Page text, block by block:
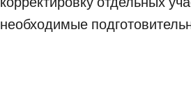
необходимые